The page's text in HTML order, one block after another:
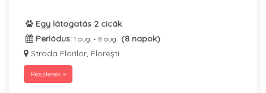
Egy látogatás 2 cicák
Periódus: 1 aug. - 8 aug. (8 napok)
Strada Florilor, Florești
Részletek »